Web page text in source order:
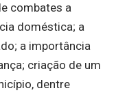
combates a
doméstica; a
a importância
criação de um
dentre